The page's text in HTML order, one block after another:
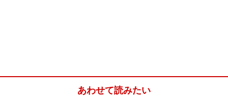
あわせて読みたい